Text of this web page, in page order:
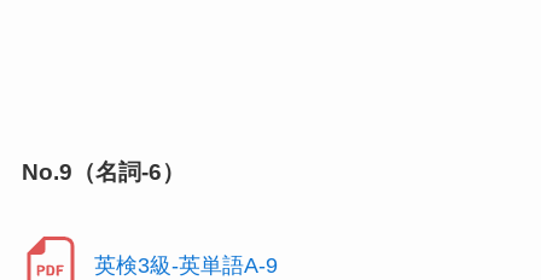
No.9（名詞-6）
英検3級-英単語A-9